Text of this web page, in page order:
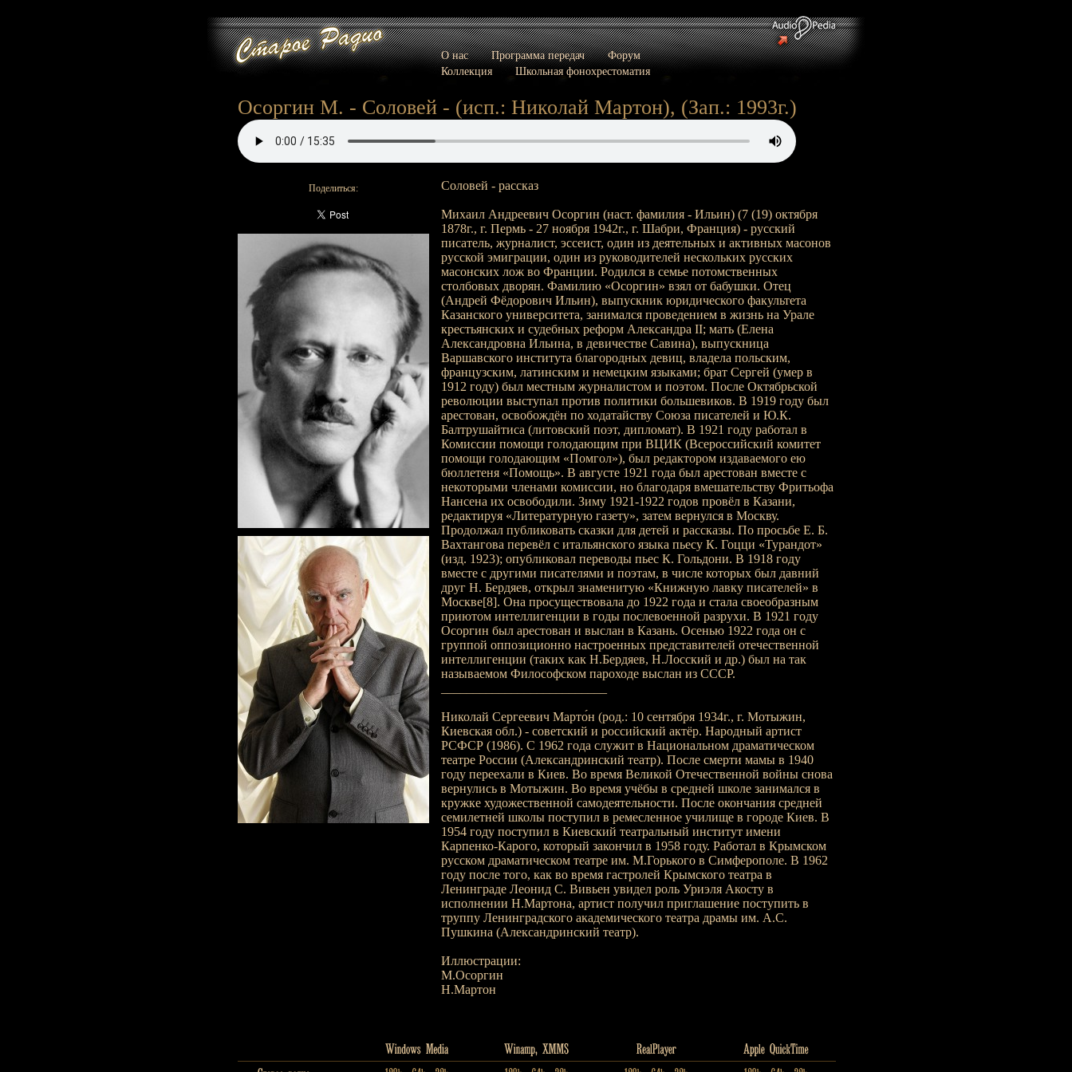
О нас Программа передач
Форум
Коллекция
Школьная фонохрестоматия
Осоргин М. - Соловей - (исп.: Николай Мартон), (Зап.: 1993г.)
Поделиться: Соловей - рассказ
Михаил Андреевич Осоргин (наст. фамилия - Ильин) (7 (19) октября
1878г., г. Пермь - 27 ноября 1942г., г. Шабри, Франция) - русский
писатель, журналист, эссеист, один из деятельных и активных масонов
русской эмиграции, один из руководителей нескольких русских
масонских лож во Франции. Родился в семье потомственных
столбовых дворян. Фамилию «Осоргин» взял от бабушки. Отец
(Андрей Фёдорович Ильин), выпускник юридического факультета
Казанского университета, занимался проведением в жизнь на Урале
крестьянских и судебных реформ Александра II; мать (Елена
Александровна Ильина, в девичестве Савина), выпускница
Варшавского института благородных девиц, владела польским,
французским, латинским и немецким языками; брат Сергей (умер в
1912 году) был местным журналистом и поэтом. После Октябрьской
революции выступал против политики большевиков. В 1919 году был
арестован, освобождён по ходатайству Союза писателей и Ю.К.
Балтрушайтиса (литовский поэт, дипломат). В 1921 году работал в
Комиссии помощи голодающим при ВЦИК (Всероссийский комитет
помощи голодающим «Помгол»), был редактором издаваемого ею
бюллетеня «Помощь». В августе 1921 года был арестован вместе с
некоторыми членами комиссии, но благодаря вмешательству Фритьофа
Нансена их освободили. Зиму 1921-1922 годов провёл в Казани,
редактируя «Литературную газету», затем вернулся в Москву.
Продолжал публиковать сказки для детей и рассказы. По просьбе Е. Б.
Вахтангова перевёл с итальянского языка пьесу К. Гоцци «Турандот»
(изд. 1923); опубликовал переводы пьес К. Гольдони. В 1918 году
вместе с другими писателями и поэтам, в числе которых был давний
друг Н. Бердяев, открыл знаменитую «Книжную лавку писателей» в
Москве[8]. Она просуществовала до 1922 года и стала своеобразным
приютом интеллигенции в годы послевоенной разрухи. В 1921 году
Осоргин был арестован и выслан в Казань. Осенью 1922 года он с
группой оппозиционно настроенных представителей отечественной
интеллигенции (таких как Н.Бердяев, Н.Лосский и др.) был на так
называемом Философском пароходе выслан из СССР.
Николай Сергеевич Марто́н (род.: 10 сентября 1934г., г. Мотыжин,
Киевская обл.) - советский и российский актёр. Народный артист
РСФСР (1986). С 1962 года служит в Национальном драматическом
театре России (Александринский театр). После смерти мамы в 1940
году переехали в Киев. Во время Великой Отечественной войны снова
вернулись в Мотыжин. Во время учёбы в средней школе занимался в
кружке художественной самодеятельности. После окончания средней
семилетней школы поступил в ремесленное училище в городе Киев. В
1954 году поступил в Киевский театральный институт имени
Карпенко-Карого, который закончил в 1958 году. Работал в Крымском
русском драматическом театре им. М.Горького в Симферополе. В 1962
году после того, как во время гастролей Крымского театра в
Ленинграде Леонид С. Вивьен увидел роль Уриэля Акосту в
исполнении Н.Мартона, артист получил приглашение поступить в
труппу Ленинградского академического театра драмы им. А.С.
Пушкина (Александринский театр).
Иллюстрации:
М.Осоргин
Н.Мартон